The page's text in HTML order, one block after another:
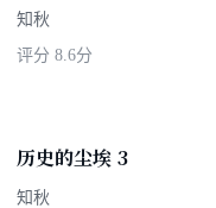
知秋
评分 8.6分
历史的尘埃 3
知秋